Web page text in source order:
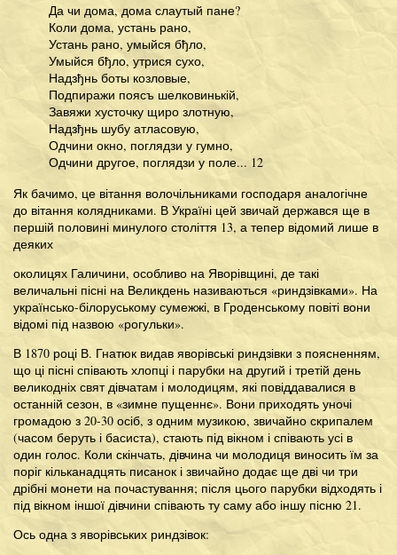
Да чи дома, дома слаутый пане?
Коли дома, устань рано,
Устань рано, умыйся бђло,
Умыйся бђло, утрися сухо,
Надзђнь боты козловые,
Подпиражи поясъ шелковинькій,
Завяжи хусточку щиро злотную,
Надзђнь шубу атласовую,
Одчини окно, поглядзи у гумно,
Одчини другое, поглядзи у поле... 12
Як бачимо, це вітання волочільниками господаря аналогічне
до вітання колядниками. В Україні цей звичай держався ще в
першій половині минулого століття 13, а тепер відомий лише в
деяких
околицях Галичини, особливо на Яворівщині, де такі
величальні пісні на Великдень називаються «риндзівками». На
українсько-білоруському сумежжі, в Гроденському повіті вони
відомі під назвою «рогульки».
В 1870 році В. Гнатюк видав яворівські риндзівки з поясненням,
що ці пісні співають хлопці і парубки на другий і третій день
великодніх свят дівчатам і молодицям, які повіддавалися в
останній сезон, в «зимне пущеннє». Вони приходять уночі
громадою з 20-30 осіб, з одним музикою, звичайно скрипалем
(часом беруть і басиста), стають під вікном і співають усі в
один голос. Коли скінчать, дівчина чи молодиця виносить їм за
поріг кільканадцять писанок і звичайно додає ще дві чи три
дрібні монети на почастування; після цього парубки відходять і
під вікном іншої дівчини співають ту саму або іншу пісню 21.
Ось одна з яворівських риндзівок: